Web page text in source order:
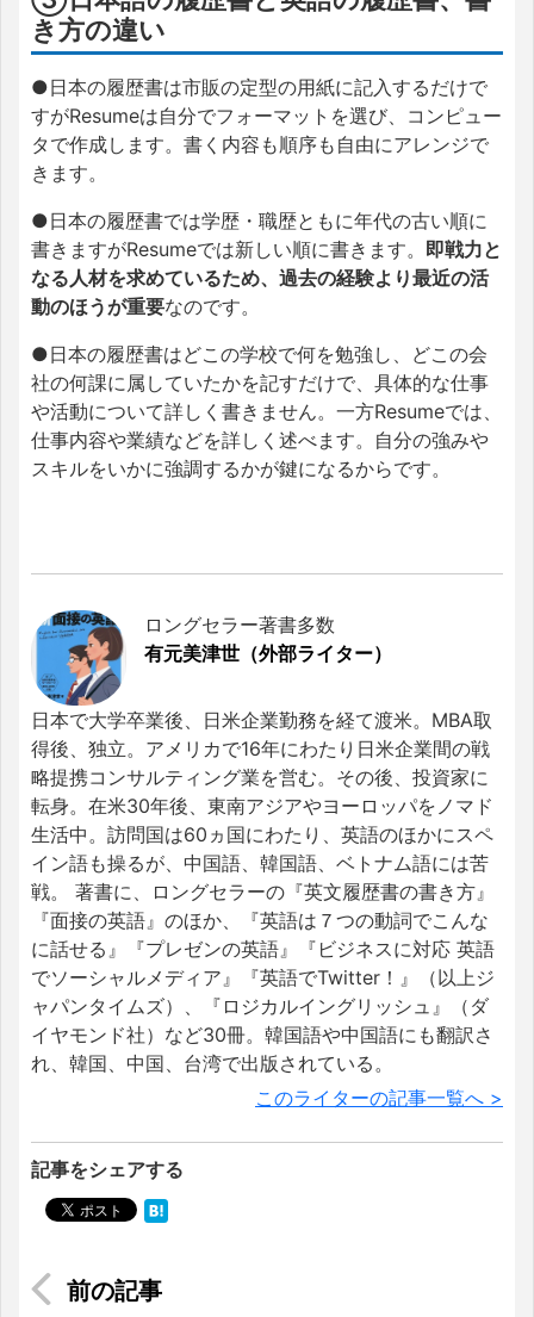
き方の違い
●日本の履歴書は市販の定型の用紙に記入するだけで
すがResumeは自分でフォーマットを選び、コンピュー
タで作成します。書く内容も順序も自由にアレンジで
きます。
●日本の履歴書では学歴・職歴ともに年代の古い順に
書きますがResumeでは新しい順に書きます。 即戦力と
なる人材を求めているため、過去の経験より最近の活
動のほうが重要なのです。
●日本の履歴書はどこの学校で何を勉強し、どこの会
社の何課に属していたかを記すだけで、具体的な仕事
や活動について詳しく書きません。一方Resumeでは、
仕事内容や業績などを詳しく述べます。自分の強みや
スキルをいかに強調するかが鍵になるからです。
ロングセラー著書多数
有元美津世（外部ライター）
日本で大学卒業後、日米企業勤務を経て渡米。MBA取
得後、独立。アメリカで16年にわたり日米企業間の戦
略提携コンサルティング業を営む。その後、投資家に
転身。在米30年後、東南アジアやヨーロッパをノマド
生活中。訪問国は60ヵ国にわたり、英語のほかにスペ
イン語も操るが、中国語、韓国語、ベトナム語には苦
戦。 著書に、ロングセラーの『英文履歴書の書き方』
『面接の英語』のほか、『英語は７つの動詞でこんな
に話せる』『プレゼンの英語』『ビジネスに対応 英語
でソーシャルメディア』『英語でTwitter！』（以上ジ
ャパンタイムズ）、『ロジカルイングリッシュ』（ダ
イヤモンド社）など30冊。韓国語や中国語にも翻訳さ
れ、韓国、中国、台湾で出版されている。
このライターの記事一覧へ >
記事をシェアする
【2300万いいねを獲得】ベトナムのFacebookで